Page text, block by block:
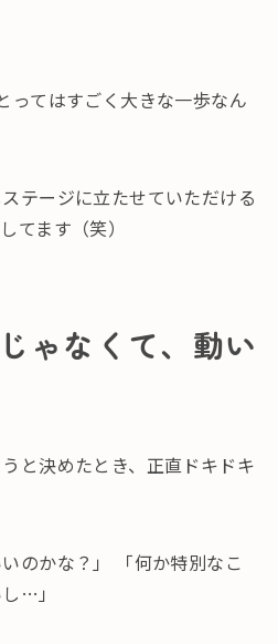
ってはすごく大きな一歩なん
テージに立たせていただける
てます（笑）
ゃなくて、動い
と決めたとき、正直ドキドキ
のかな？」 「何か特別なこ
…」